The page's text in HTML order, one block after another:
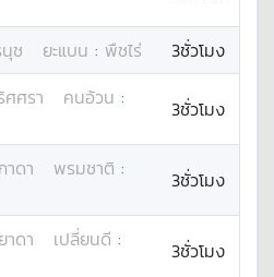
ช ยะแบน : พืชไร่
3ชั่วโมง
ศศรา คนอ้วน :
3ชั่วโมง
าดา พรมชาติ :
3ชั่วโมง
าดา เปลี่ยนดี :
3ชั่วโมง